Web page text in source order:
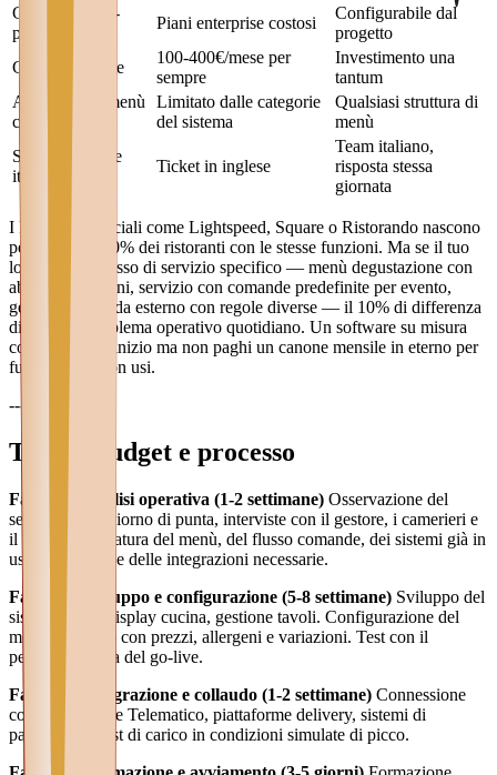
Gestione multi-
punto
Piani enterprise costosi
Configurabile dal
progetto
Costo ricorrente
100-400€/mese per
sempre
Investimento una
tantum
Adattamento menù
complesso
Limitato dalle categorie
del sistema
Qualsiasi struttura di
menù
Supporto locale
italiano
Ticket in inglese
Team italiano,
risposta stessa
giornata
I POS commerciali come Lightspeed, Square o Ristorando nascono
per coprire il 90% dei ristoranti con le stesse funzioni. Ma se il tuo
locale ha un flusso di servizio specifico — menù degustazione con
abbinamento vini, servizio con comande predefinite per evento,
gestione tavoli da esterno con regole diverse — il 10% di differenza
diventa un problema operativo quotidiano. Un software su misura
costa di più all'inizio ma non paghi un canone mensile in eterno per
funzioni che non usi.
---
Tempi, budget e processo
Fase 1 — Analisi operativa (1-2 settimane) Osservazione del
servizio in un giorno di punta, interviste con il gestore, i camerieri e
il cuoco. Mappatura del menù, del flusso comande, dei sistemi già in
uso. Definizione delle integrazioni necessarie.
Fase 2 — Sviluppo e configurazione (5-8 settimane) Sviluppo del
sistema POS, display cucina, gestione tavoli. Configurazione del
menù completo con prezzi, allergeni e variazioni. Test con il
personale prima del go-live.
Fase 3 — Integrazione e collaudo (1-2 settimane) Connessione
con Registratore Telematico, piattaforme delivery, sistemi di
pagamento. Test di carico in condizioni simulate di picco.